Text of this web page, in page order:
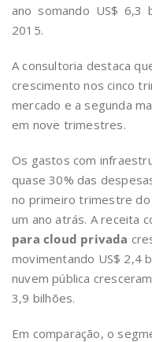
ano somando US$
2015.
A consultoria destaca
crescimento nos cinco
mercado e a segunda
em nove trimestres.
Os gastos com
quase 30% das
no primeiro trimestre do
um ano atrás. A receita
para cloud privada
movimentando US$ 2,4
nuvem pública
3,9 bilhões.
Em comparação, o